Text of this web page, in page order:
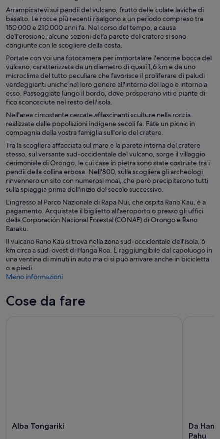
Arrampicatevi sui pendii del vulcano, frutto delle colate laviche di
basalto. Le rocce più recenti risalgono a un periodo compreso tra
150.000 e 210.000 anni fa. Nel corso del tempo, a causa
dell'erosione, alcune sezioni della parete del cratere si sono
congiunte con le scogliere della costa.
Portate con voi una fotocamera per immortalare l'enorme bocca del
vulcano, caratterizzata da un diametro di quasi 1,6 km e da uno
microclima del tutto peculiare che favorisce il proliferare di paludi
verdeggianti uniche nel loro genere all'interno del lago e intorno a
esso. Passeggiate lungo il bordo, dove prosperano viti e piante di
fico sconosciute nel resto dell'isola.
Nell'area circostante cercate affascinanti sculture nella roccia
realizzate dalle popolazioni indigene secoli fa. Fate un picnic in
compagnia della vostra famiglia sull'orlo del cratere.
Tra la scogliera affacciata sul mare e la parete interna del cratere
stesso, sul versante sud-occidentale del vulcano, sorge il villaggio
cerimoniale di Orongo, le cui case in pietra sono state costruite tra i
pendii della collina erbosa. Nell'800, sulla scogliera gli archeologi
rinvennero un sito con numerosi moai, che però precipitarono tutti
sulla spiaggia prima dell'inizio del secolo successivo.
L'ingresso al Parco Nazionale di Rapa Nui, che ospita Rano Kau, è a
pagamento. Acquistate il biglietto all'aeroporto o presso gli uffici
della Corporación Nacional Forestal (CONAF) di Orongo e Rano
Raraku.
Il vulcano Rano Kau si trova nella zona sud-occidentale dell'isola, 6
km circa a sud-ovest di Hanga Roa. È raggiungibile dal capoluogo in
una ventina di minuti in auto ma ci si può arrivare anche in bicicletta
o a piedi.
Meno informazioni
Cose da fare
Alba Tongariki
Da
Pahu